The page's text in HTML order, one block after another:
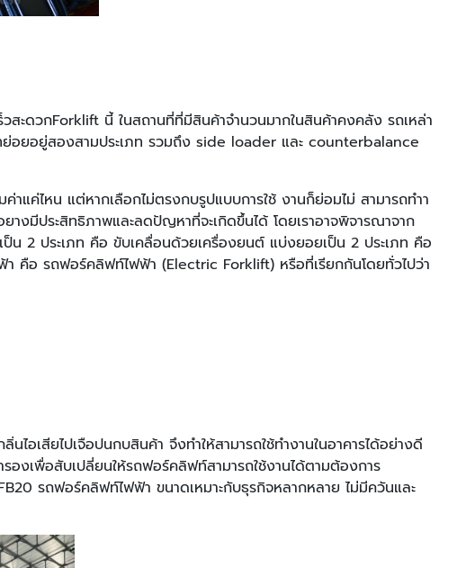
สะดวกForklift นี้ ในสถานที่ที่มีสินค้าจํานวนมากในสินค้าคงคลัง รถเหล่า
ย่อยอยู่สองสามประเภท รวมถึง side loader และ counterbalance
แค่ไหน แต่หากเลือกไม่ตรงกบรูปแบบการใช้ งานก็ย่อมไม่ สามารถทำา
างมีประสิทธิภาพและลดปัญหาที่จะเกิดขึ้นได้ โดยเราอาจพิจารณาจาก
ป็น 2 ประเภท คือ ขับเคลื่อนด้วยเครื่องยนต์ แบ่งยอยเป็น 2 ประเภท คือ
คือ รถฟอร์คลิฟท์ไฟฟ้า (Electric Forklift) หรือที่เรียกกันโดยทั่วไปว่า
เสียไปเจือปนกบสินค้า จึงทําให้สามารถใช้ทํางานในอาคารได้อย่างดี
เพื่อสับเปลี่ยนให้รถฟอร์คลิฟท์สามารถใช้งานได้ตามต้องการ
รถฟอร์คลิฟท์ไฟฟ้า ขนาดเหมาะกับธุรกิจหลากหลาย ไม่มีควันและ